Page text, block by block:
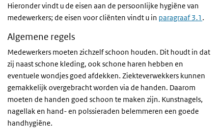
Hieronder vindt u de eisen aan de persoonlijke hygiëne van
medewerkers; de eisen voor cliënten vindt u in paragraaf 3.1 .
Algemene regels
Medewerkers moeten zichzelf schoon houden. Dit houdt in dat
zij naast schone kleding, ook schone haren hebben en
eventuele wondjes goed afdekken. Ziekteverwekkers kunnen
gemakkelijk overgebracht worden via de handen. Daarom
moeten de handen goed schoon te maken zijn. Kunstnagels,
nagellak en hand- en polssieraden belemmeren een goede
handhygiëne.